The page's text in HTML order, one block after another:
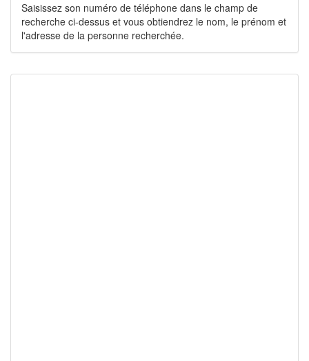
Saisissez son numéro de téléphone dans le champ de
recherche ci-dessus et vous obtiendrez le nom, le prénom et
l'adresse de la personne recherchée.